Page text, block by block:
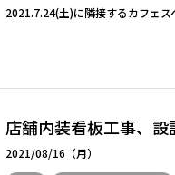
2021.7.24(土)に隣接するカフェ
店舗内装看板工事、設
2021/08/16（月）